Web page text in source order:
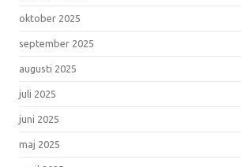
oktober 2025
september 2025
augusti 2025
juli 2025
juni 2025
maj 2025